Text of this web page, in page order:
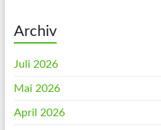
Archiv
Juli 2026
Mai 2026
April 2026